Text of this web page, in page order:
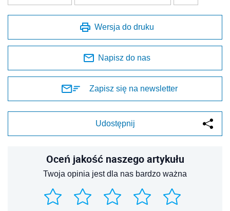
Wersja do druku
Napisz do nas
Zapisz się na newsletter
Udostępnij
Oceń jakość naszego artykułu
Twoja opinia jest dla nas bardzo ważna